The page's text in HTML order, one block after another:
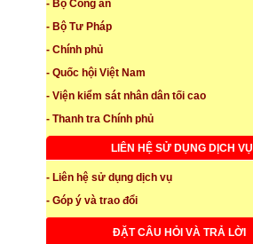
- Bộ Công an
- Bộ Tư Pháp
- Chính phủ
- Quốc hội Việt Nam
- Viện kiểm sát nhân dân tối cao
- Thanh tra Chính phủ
LIÊN HỆ SỬ DỤNG DỊCH VỤ
- Liên hệ sử dụng dịch vụ
- Góp ý và trao đổi
ĐẶT CÂU HỎI VÀ TRẢ LỜI